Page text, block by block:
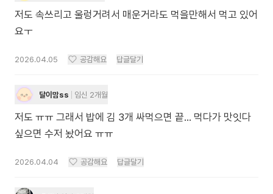
저도 속쓰리고 울렁거려서 매운거라도 먹을만해서 먹고 있어
요ㅜ
2026.04.05 공감해요 답글달기
달이맘ss 임신 2개월
저도 ㅠㅠ 그래서 밥에 김 3개 싸먹으면 끝... 먹다가 맛잇다
싶으면 수저 놨어요 ㅠㅠ
2026.04.04 공감해요 답글달기